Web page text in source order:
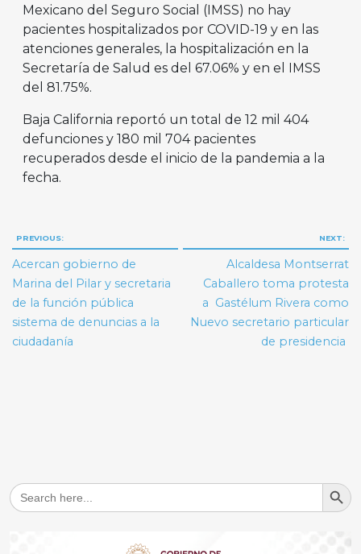
Mexicano del Seguro Social (IMSS) no hay
pacientes hospitalizados por COVID-19 y en las
atenciones generales, la hospitalización en la
Secretaría de Salud es del 67.06% y en el IMSS
del 81.75%.
Baja California reportó un total de 12 mil 404
defunciones y 180 mil 704 pacientes
recuperados desde el inicio de la pandemia a la
fecha.
Navegación
de
entradas
PREVIOUS:
Acercan gobierno de
Marina del Pilar y secretaria
de la función pública
sistema de denuncias a la
ciudadanía
NEXT:
Alcaldesa Montserrat
Caballero toma protesta
a Gastélum Rivera como
Nuevo secretario particular
de presidencia
Search
for:
Search